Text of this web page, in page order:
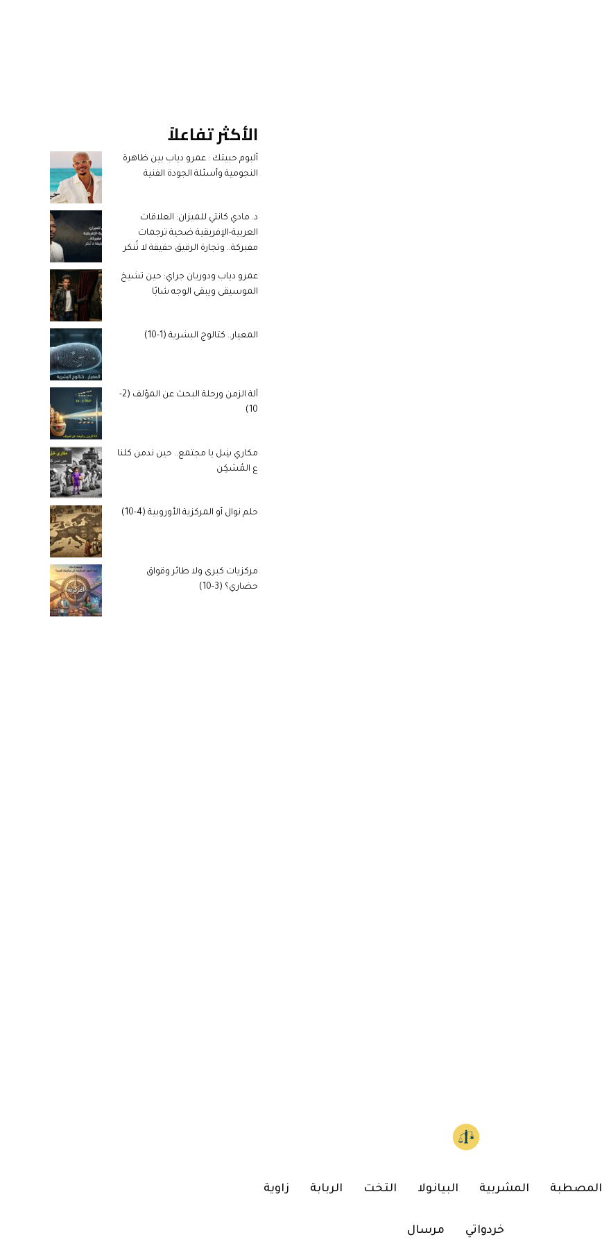
الأكثر تفاعلاً
ألبوم حبيتك : عمرو دياب بين ظاهرة
النجومية وأسئلة الجودة الفنية
د. مادي كانتي للميزان: العلاقات
العربية-الإفريقية ضحية ترجمات
مفبركة.. وتجارة الرقيق حقيقة لا تُنكر
عمرو دياب ودوريان جراي: حين تشيخ
الموسيقى ويبقى الوجه شابًا
المعيار.. كتالوج البشرية (1-10)
آلة الزمن ورحلة البحث عن المؤلف (2-
10)
مكاري شِل يا مجتمع.. حين ندمن كلنا
ع المُسَكِن
حلم نوال أو المركزية الأوروبية (4-10)
مركزيات كبرى ولا طائر وقواق
حضاري؟ (3-10)
المصطبة المشربية البيانولا التخت الربابة زاوية
خردواتي مرسال